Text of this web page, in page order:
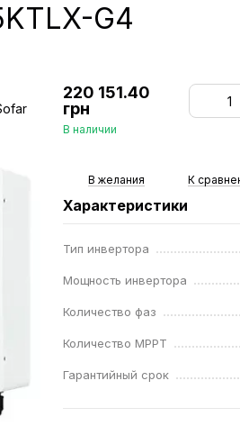
G4
220 151.40
грн
В наличии
В желания К
Характеристики
Тип инвертора
Мощность инвертора
Количество фаз
Количество MPPT
Гарантийный срок